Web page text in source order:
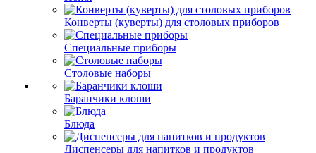
Конверты (куверты) для столовых приборов
Специальные приборы
Столовые наборы
Баранчики клоши
Блюда
Диспенсеры для напитков и продуктов